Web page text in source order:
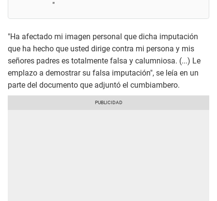
"
"Ha afectado mi imagen personal que dicha imputación
que ha hecho que usted dirige contra mi persona y mis
señores padres es totalmente falsa y calumniosa. (...) Le
emplazo a demostrar su falsa imputación", se leía en un
parte del documento que adjuntó el cumbiambero.